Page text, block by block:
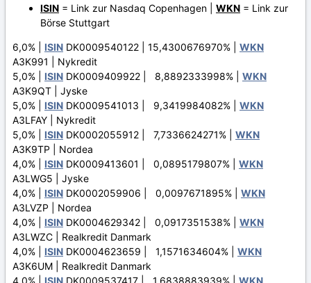
ISIN = Link zur Nasdaq Copenhagen | WKN = Link zur
Börse Stuttgart
6,0% | ISIN DK0009540122 | 15,4300676970% | WKN
A3K991 | Nykredit
5,0% | ISIN DK0009409922 | 8,8892333998% | WKN
A3K9QT | Jyske
5,0% | ISIN DK0009541013 | 9,3419984082% | WKN
A3LFAY | Nykredit
5,0% | ISIN DK0002055912 | 7,7336624271% | WKN
A3K9TP | Nordea
4,0% | ISIN DK0009413601 | 0,0895179807% | WKN
A3LWG5 | Jyske
4,0% | ISIN DK0002059906 | 0,0097671895% | WKN
A3LVZP | Nordea
4,0% | ISIN DK0004629342 | 0,0917351538% | WKN
A3LWZC | Realkredit Danmark
4,0% | ISIN DK0004623659 | 1,1571634604% | WKN
A3K6UM | Realkredit Danmark
4,0% | ISIN DK0009537417 | 1,6838883939% | WKN